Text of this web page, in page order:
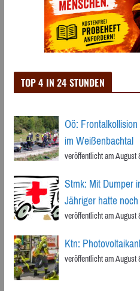
TOP 4 IN 24 STUNDEN
Oö:
im Weißenbachtal
veröffentlicht am August
Stmk: Mit
Jähriger hatte
veröffentlicht am August
Ktn:
veröffentlicht am August